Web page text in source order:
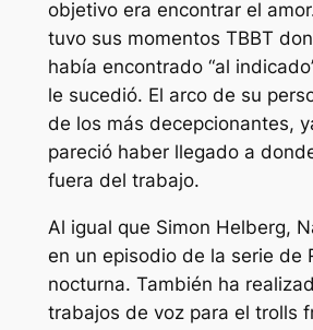
objetivo era encontrar el
tuvo sus momentos TBBT
había encontrado “al
le sucedió. El arco de su
de los más decepcionantes,
pareció haber llegado a
fuera del trabajo.
Al igual que Simon Helberg,
en un episodio de la serie de
nocturna. También ha
trabajos de voz para el trolls